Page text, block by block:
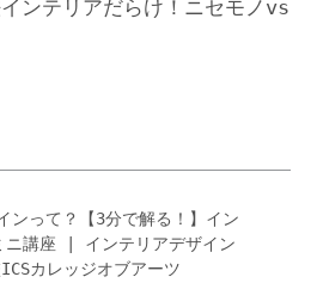
ンテリアだらけ！ニセモノvs